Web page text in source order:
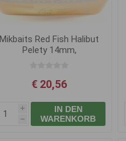
Mikbaits Red Fish Halibut
Pelety 14mm,
€ 20,56
i
h
IN DEN
WARENKORB